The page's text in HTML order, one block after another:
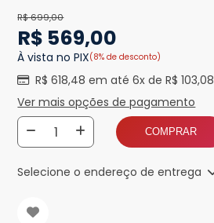
R$ 699,00
R$ 569,00
À vista no PIX(8% de desconto)
R$ 618,48 em até 6x de R$ 103,08
Ver mais opções de pagamento
COMPRAR
Selecione o endereço de entrega